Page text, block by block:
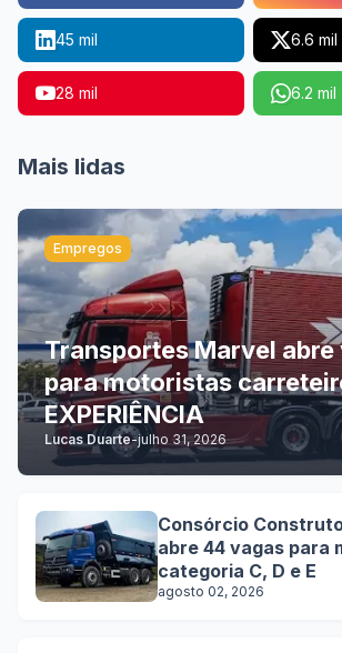
45 mil 6.6 mil
28 mil 6.2 mil
Mais lidas
Empregos
Transportes Marvel abre
para motoristas
EXPERIÊNCIA
Lucas Duarte-julho 31, 2026
Consórcio
abre 44 vagas para
categoria C, D e E
agosto 02, 2026